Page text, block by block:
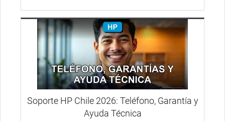
Soporte HP Chile 2026: Teléfono, Garantía y
Ayuda Técnica